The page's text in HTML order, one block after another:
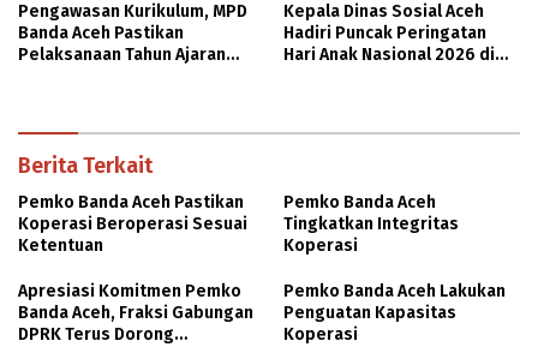
Pengawasan Kurikulum, MPD
Banda Aceh Pastikan
Pelaksanaan Tahun Ajaran
Kepala Dinas Sosial Aceh
Hadiri Puncak Peringatan
Hari Anak Nasional 2026 di
Berita Terkait
Pemko Banda Aceh Pastikan
Koperasi Beroperasi Sesuai
Ketentuan
Pemko Banda Aceh
Tingkatkan Integritas
Koperasi
Apresiasi Komitmen Pemko
Banda Aceh, Fraksi Gabungan
DPRK Terus Dorong
Pemko Banda Aceh Lakukan
Penguatan Kapasitas
Koperasi